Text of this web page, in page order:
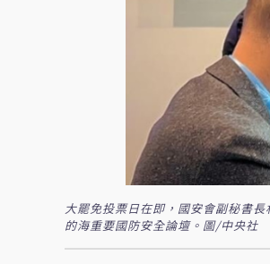
大罷免投票日在即，國安會副秘書
的海重要國防安全論壇。圖/中央社